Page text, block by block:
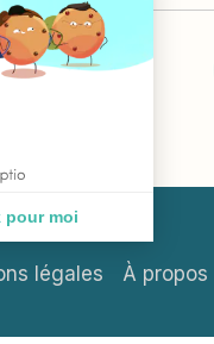
réagir
légales À propos